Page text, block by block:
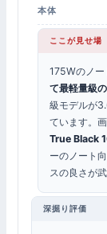
本体
ここが見せ場
175Wのノ
て最軽量級
級モデルが
ています。
True Black
ーのノート
スの良さが
深掘り評価